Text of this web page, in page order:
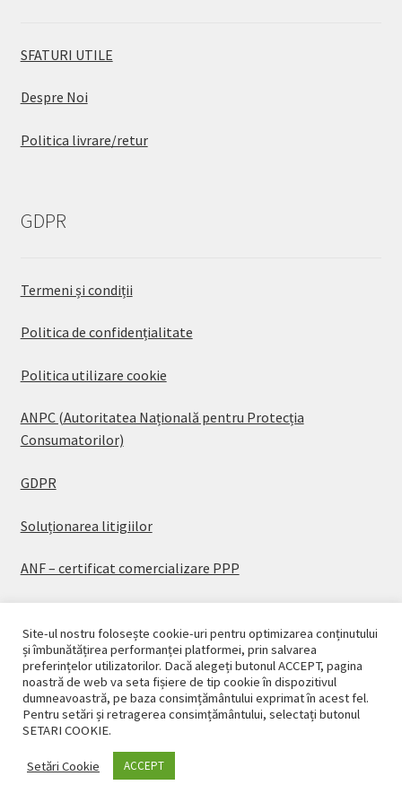
SFATURI UTILE
Despre Noi
Politica livrare/retur
GDPR
Termeni și condiții
Politica de confidențialitate
Politica utilizare cookie
ANPC (Autoritatea Națională pentru Protecția
Consumatorilor)
GDPR
Soluționarea litigiilor
ANF – certificat comercializare PPP
© CASAPLANT 2026
Politică de confidențialitate
Site-ul nostru folosește cookie-uri pentru optimizarea conținutului
și îmbunătățirea performanței platformei, prin salvarea
preferințelor utilizatorilor. Dacă alegeți butonul ACCEPT, pagina
noastră de web va seta fișiere de tip cookie în dispozitivul
dumneavoastră, pe baza consimțământului exprimat în acest fel.
Pentru setări și retragerea consimțământului, selectați butonul
SETARI COOKIE.
Setări Cookie ACCEPT